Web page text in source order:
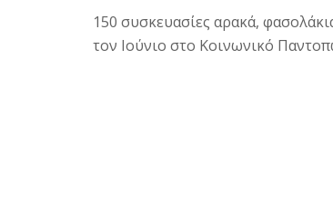
150 συσκευασίες αρακά,
τον Ιούνιο στο Κοινωνικό